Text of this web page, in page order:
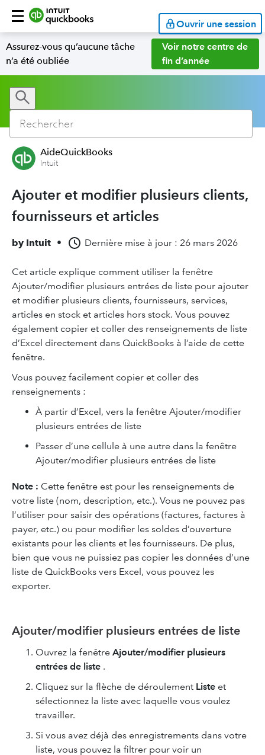
Ouvrir une session
Assurez-vous qu’aucune tâche
n’a été oubliée
Voir notre centre de
fin d’année
AideQuickBooks
Intuit
Ajouter et modifier plusieurs clients,
fournisseurs et articles
by Intuit • Dernière mise à jour : 26 mars 2026
Cet article explique comment utiliser la fenêtre
Ajouter/modifier plusieurs entrées de liste pour ajouter
et modifier plusieurs clients, fournisseurs, services,
articles en stock et articles hors stock. Vous pouvez
également copier et coller des renseignements de liste
d’Excel directement dans QuickBooks à l’aide de cette
fenêtre.
Vous pouvez facilement copier et coller des
renseignements :
À partir d’Excel, vers la fenêtre Ajouter/modifier
plusieurs entrées de liste
Passer d’une cellule à une autre dans la fenêtre
Ajouter/modifier plusieurs entrées de liste
Note : Cette fenêtre est pour les renseignements de
votre liste (nom, description, etc.). Vous ne pouvez pas
l’utiliser pour saisir des opérations (factures, factures à
payer, etc.) ou pour modifier les soldes d’ouverture
existants pour les clients et les fournisseurs. De plus,
bien que vous ne puissiez pas copier les données d’une
liste de QuickBooks vers Excel, vous pouvez les
exporter.
Ajouter/modifier plusieurs entrées de liste
Ouvrez la fenêtre Ajouter/modifier plusieurs
entrées de liste .
Cliquez sur la flèche de déroulement Liste et
sélectionnez la liste avec laquelle vous voulez
travailler.
Si vous avez déjà des enregistrements dans votre
liste, vous pouvez la filtrer pour voir un